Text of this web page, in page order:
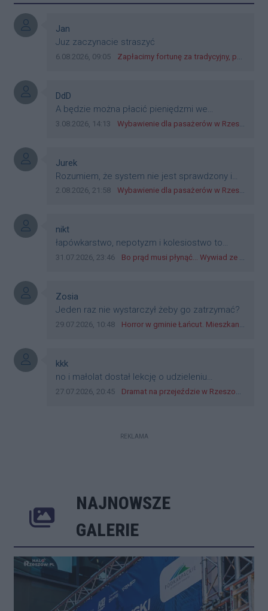
Autor komentarza:
Jan
Treść komentarza:
Juz zaczynacie straszyć
Data dodania komentarza:
6.08.2026, 09:05 Źródło komentarza:
Zapłacimy fortunę za tradycyjny, polski obiad?! Ceny ziemniaków w skupach skoczyły o 265 procent!
Autor komentarza:
DdD
Treść komentarza:
A będzie można płacić pieniędzmi we
wszystkich? Bo banknoty emitowane przez
plastik czy inne bliki. Zakrawa na
dyskryminację.
Data dodania komentarza:
3.08.2026, 14:13 Źródło komentarza:
Wybawienie dla pasażerów w Rzeszowie? W mieście ruszyły testy nowego rozwiązania
Autor komentarza:
Jurek
Treść komentarza:
Rozumiem, że system nie jest sprawdzony i
przetestowany. Wybieram się z mim młodym
przejazdów dadzą radę. Albo ogarną, jak to
teraz młode ludzie mówią.
Data dodania komentarza:
2.08.2026, 21:58 Źródło komentarza:
Wybawienie dla pasażerów w Rzeszowie? W mieście ruszyły testy nowego rozwiązania
Autor komentarza:
nikt
Treść komentarza:
łapówkarstwo, nepotyzm i kolesiostwo to
norma w pge dystrybucja rzeszów, takie ***e
zagorzali pisowcy
Data dodania komentarza:
31.07.2026, 23:46 Źródło komentarza:
Bo prąd musi płynąć... Wywiad ze Zbigniewem Możdżeniem - Dyrektorem Generalnym Oddziału PGE Dystrybucja w Rzeszowie
Autor komentarza:
Zosia
Treść komentarza:
Jeden raz nie wystarczył żeby go zatrzymać?
Data dodania komentarza:
29.07.2026, 10:48 Źródło komentarza:
Horror w gminie Łańcut. Mieszkaniec Rzeszowa terroryzował rodzinę nożem i zaatakował policjantów! [VIDEO]
Autor komentarza:
kkk
Treść komentarza:
no i małolat dostał lekcję o udzieleniu
pierwszeństwa
Data dodania komentarza:
27.07.2026, 20:45 Źródło komentarza:
Dramat na przejeździe w Rzeszowie. 16-latek na hulajnodze wjechał wprost pod szynobus
REKLAMA
NAJNOWSZE
GALERIE